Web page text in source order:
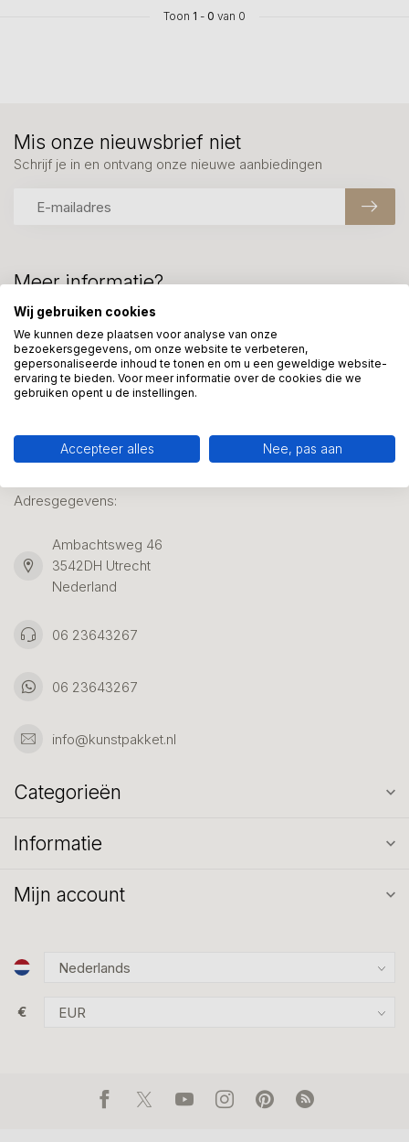
Toon 1 - 0 van 0
Meer informatie?
We helpen graag met uw keuze of geven advies, bel of app
ons 7 dagen per week: 06-23643267
Klantenservice
Mis onze nieuwsbrief niet
Schrijf je in en ontvang onze nieuwe aanbiedingen
Adresgegevens:
Ambachtsweg 46
3542DH Utrecht
Nederland
06 23643267
06 23643267
info@kunstpakket.nl
Categorieën
Informatie
Mijn account
€
Wij gebruiken cookies
We kunnen deze plaatsen voor analyse van onze
bezoekersgegevens, om onze website te verbeteren,
gepersonaliseerde inhoud te tonen en om u een geweldige website-
ervaring te bieden. Voor meer informatie over de cookies die we
gebruiken opent u de instellingen.
Accepteer alles Nee, pas aan